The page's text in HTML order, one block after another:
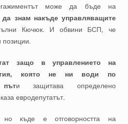
може да бъде на
да знам накъде управляващите
Кючюк. И обвини БСП, че
позиции.
защо в управлението на
която не ни води по
пъти защитава определено
евродепутатът.
къде е отговорността на